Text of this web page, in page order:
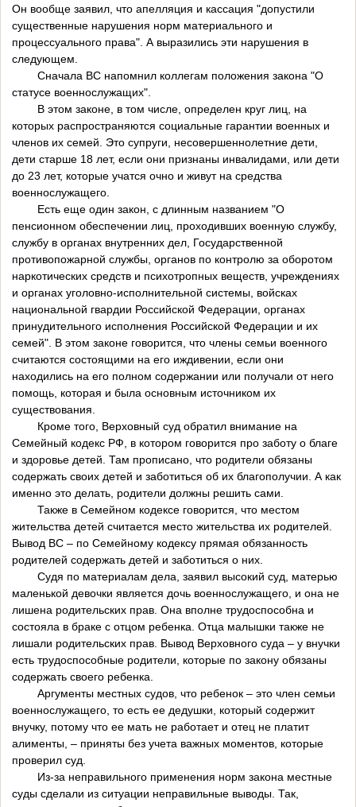
Он вообще заявил, что апелляция и кассация "допустили
существенные нарушения норм материального и
процессуального права". А выразились эти нарушения в
следующем.
Сначала ВС напомнил коллегам положения закона "О
статусе военнослужащих".
В этом законе, в том числе, определен круг лиц, на
которых распространяются социальные гарантии военных и
членов их семей. Это супруги, несовершеннолетние дети,
дети старше 18 лет, если они признаны инвалидами, или дети
до 23 лет, которые учатся очно и живут на средства
военнослужащего.
Есть еще один закон, с длинным названием "О
пенсионном обеспечении лиц, проходивших военную службу,
службу в органах внутренних дел, Государственной
противопожарной службы, органов по контролю за оборотом
наркотических средств и психотропных веществ, учреждениях
и органах уголовно-исполнительной системы, войсках
национальной гвардии Российской Федерации, органах
принудительного исполнения Российской Федерации и их
семей". В этом законе говорится, что члены семьи военного
считаются состоящими на его иждивении, если они
находились на его полном содержании или получали от него
помощь, которая и была основным источником их
существования.
Кроме того, Верховный суд обратил внимание на
Семейный кодекс РФ, в котором говорится про заботу о благе
и здоровье детей. Там прописано, что родители обязаны
содержать своих детей и заботиться об их благополучии. А как
именно это делать, родители должны решить сами.
Также в Семейном кодексе говорится, что местом
жительства детей считается место жительства их родителей.
Вывод ВС – по Семейному кодексу прямая обязанность
родителей содержать детей и заботиться о них.
Судя по материалам дела, заявил высокий суд, матерью
маленькой девочки является дочь военнослужащего, и она не
лишена родительских прав. Она вполне трудоспособна и
состояла в браке с отцом ребенка. Отца малышки также не
лишали родительских прав. Вывод Верховного суда – у внучки
есть трудоспособные родители, которые по закону обязаны
содержать своего ребенка.
Аргументы местных судов, что ребенок – это член семьи
военнослужащего, то есть ее дедушки, который содержит
внучку, потому что ее мать не работает и отец не платит
алименты, – приняты без учета важных моментов, которые
проверил суд.
Из-за неправильного применения норм закона местные
суды сделали из ситуации неправильные выводы. Так,